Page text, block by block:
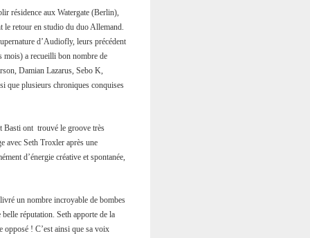
résidence aux Watergate (Berlin),
le retour en studio du duo Allemand.
d’Audiofly, leurs précédent
mois) a recueilli bon nombre de
Damian Lazarus, Sebo K,
que plusieurs chroniques conquises
Basti ont trouvé le groove très
avec Seth Troxler après une
d’énergie créative et spontanée,
un nombre incroyable de bombes
réputation. Seth apporte de la
opposé ! C’est ainsi que sa voix